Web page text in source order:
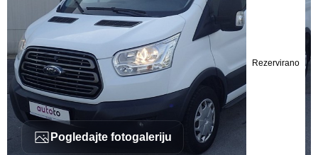
Rezervirano
Pogledajte fotogaleriju